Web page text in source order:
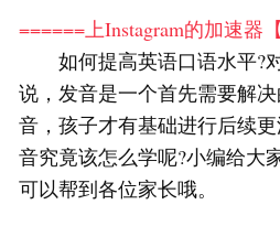
======上Instagram的加速器
如何提高英语口语水平?
说，发音是一个首先需要解
音，孩子才有基础进行后续
音究竟该怎么学呢?小编给大
可以帮到各位家长哦。